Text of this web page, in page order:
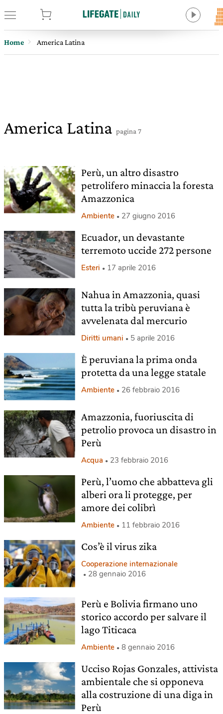
Home America Latina
America Latina pagina 7
Perù, un altro disastro
petrolifero minaccia la foresta
Amazzonica
Ambiente 27 giugno 2016
Ecuador, un devastante
terremoto uccide 272 persone
Esteri 17 aprile 2016
Nahua in Amazzonia, quasi
tutta la tribù peruviana è
avvelenata dal mercurio
Diritti umani 5 aprile 2016
È peruviana la prima onda
protetta da una legge statale
Ambiente 26 febbraio 2016
Amazzonia, fuoriuscita di
petrolio provoca un disastro in
Perù
Acqua 23 febbraio 2016
Perù, l’uomo che abbatteva gli
alberi ora li protegge, per
amore dei colibrì
Ambiente 11 febbraio 2016
Cos’è il virus zika
Cooperazione internazionale
28 gennaio 2016
Perù e Bolivia firmano uno
storico accordo per salvare il
lago Titicaca
Ambiente 8 gennaio 2016
Ucciso Rojas Gonzales, attivista
ambientale che si opponeva
alla costruzione di una diga in
Perù